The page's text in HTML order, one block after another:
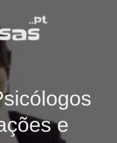
e